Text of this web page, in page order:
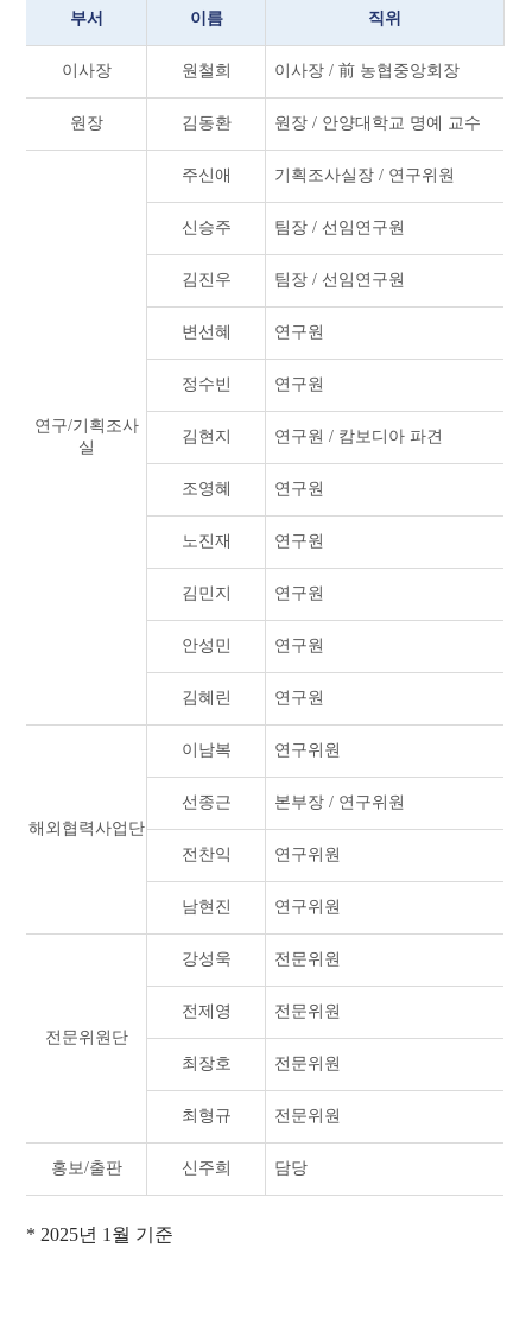
부서 이름 직위
이사장 원철희 이사장 / 前 농협중앙회장
원장 김동환 원장 / 안양대학교 명예 교수
연구/기획조사
실
주신애 기획조사실장 / 연구위원
신승주 팀장 / 선임연구원
김진우 팀장 / 선임연구원
변선혜 연구원
정수빈 연구원
김현지 연구원 / 캄보디아 파견
조영혜 연구원
노진재 연구원
김민지 연구원
안성민 연구원
김혜린 연구원
해외협력사업단
이남복 연구위원
선종근 본부장 / 연구위원
전찬익 연구위원
남현진 연구위원
전문위원단
강성욱 전문위원
전제영 전문위원
최장호 전문위원
최형규 전문위원
홍보/출판 신주희 담당
* 2025년 1월 기준